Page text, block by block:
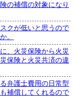
の補償の対象になり
クが低いと思うので
。
、火災保険から火災
保険と火災共済の違
弁護士費用の日常型
補償してくれるので